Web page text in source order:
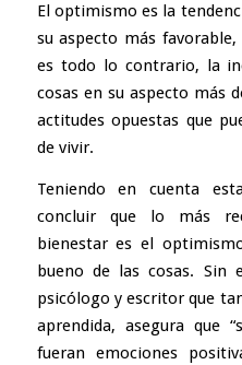
El optimismo es la
su aspecto más
es todo lo contrario, la
cosas en su aspecto más
actitudes opuestas que
de vivir.
Teniendo en cuenta
concluir que lo más
bienestar es el
bueno de las cosas. Sin
psicólogo y escritor que
aprendida, asegura que
fueran emociones